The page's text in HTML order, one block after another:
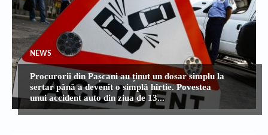
NEWS
Procurorii din Pașcani au ținut un dosar simplu la
sertar până a devenit o simplă hîrtie. Povestea
unui accident auto din ziua de 13...